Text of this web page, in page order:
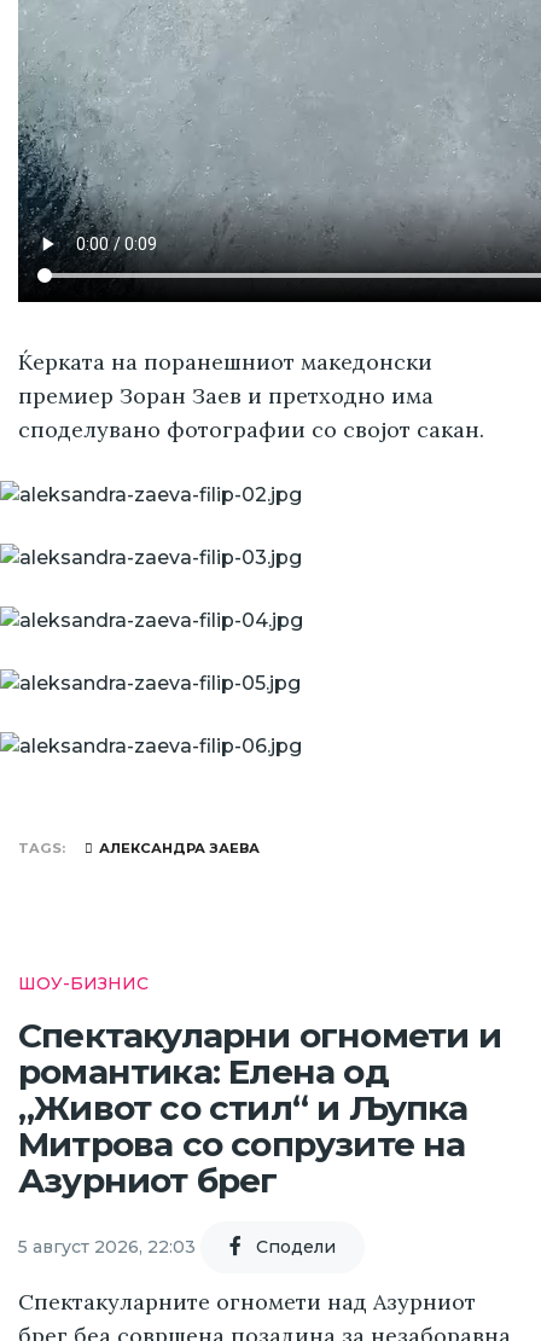
Ќерката на поранешниот македонски
премиер Зоран Заев и претходно има
споделувано фотографии со својот сакан.
TAGS АЛЕКСАНДРА ЗАЕВА
ШОУ-БИЗНИС
Спектакуларни огномети и
романтика: Елена од
„Живот со стил“ и Љупка
Митрова со сопрузите на
Азурниот брег
5 август 2026, 22:03 Cподели
Спектакуларните огномети над Азурниот
брег беа совршена позадина за незаборавна